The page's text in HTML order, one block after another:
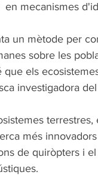
en mecanismes
un mètode per
sobre les
els
investigadora
més
de quiròpters i